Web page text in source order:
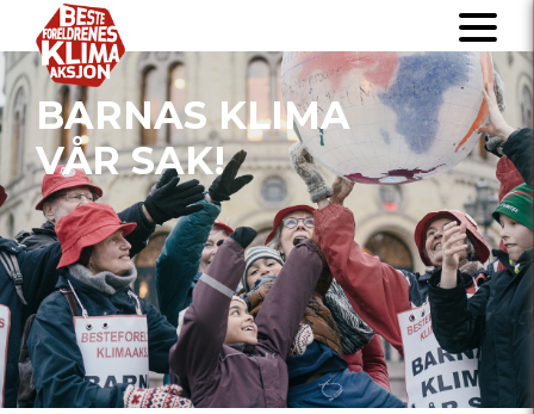
BARNAS KLIMA
VÅR SAK!